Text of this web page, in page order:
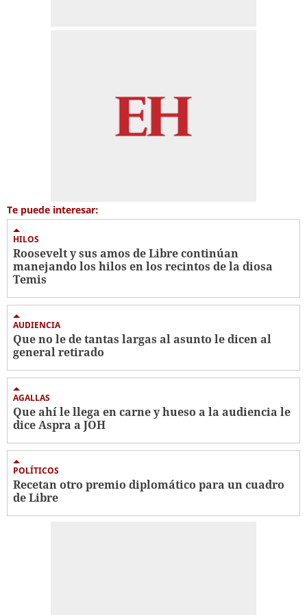
Te puede interesar:
HILOS
Roosevelt y sus amos de Libre continúan
manejando los hilos en los recintos de la diosa
Temis
AUDIENCIA
Que no le de tantas largas al asunto le dicen al
general retirado
AGALLAS
Que ahí le llega en carne y hueso a la audiencia le
dice Aspra a JOH
POLÍTICOS
Recetan otro premio diplomático para un cuadro
de Libre